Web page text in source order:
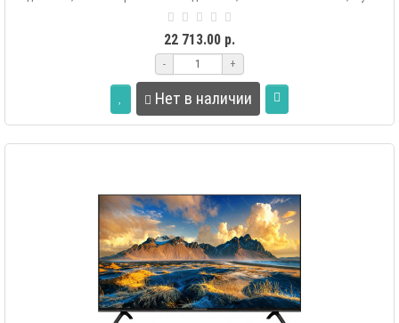
22 713.00 р.
- +
Нет в наличии